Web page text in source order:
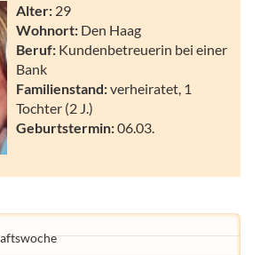
Alter: 29
Wohnort: Den Haag
Beruf: Kundenbetreuerin bei einer
Bank
Familienstand:verheiratet, 1
Tochter (2 J.)
Geburtstermin:06.03.